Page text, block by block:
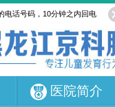
医院简介